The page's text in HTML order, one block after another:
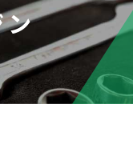
ン